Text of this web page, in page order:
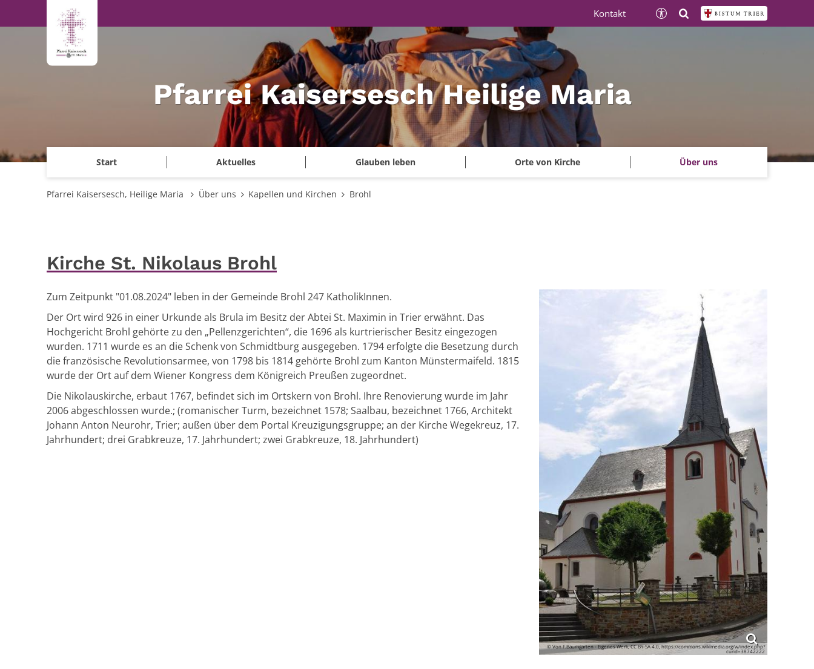
Zum Inhalt springen
Pfarrei Kaisersesch Heilige Maria
Start Aktuelles Glauben leben Orte von Kirche Über uns
Kontakt
Pfarrei Kaisersesch, Heilige Maria Über uns Kapellen und Kirchen Brohl
Kirche St. Nikolaus Brohl
Zum Zeitpunkt "01.08.2024" leben in der Gemeinde Brohl 247 KatholikInnen.
Der Ort wird 926 in einer Urkunde als Brula im Besitz der Abtei St. Maximin in Trier erwähnt. Das
Hochgericht Brohl gehörte zu den „Pellenzgerichten“, die 1696 als kurtrierischer Besitz eingezogen
wurden. 1711 wurde es an die Schenk von Schmidtburg ausgegeben. 1794 erfolgte die Besetzung durch
die französische Revolutionsarmee, von 1798 bis 1814 gehörte Brohl zum Kanton Münstermaifeld. 1815
wurde der Ort auf dem Wiener Kongress dem Königreich Preußen zugeordnet.
Die Nikolauskirche, erbaut 1767, befindet sich im Ortskern von Brohl. Ihre Renovierung wurde im Jahr
2006 abgeschlossen wurde.; (romanischer Turm, bezeichnet 1578; Saalbau, bezeichnet 1766, Architekt
Johann Anton Neurohr, Trier; außen über dem Portal Kreuzigungsgruppe; an der Kirche Wegekreuz, 17.
Jahrhundert; drei Grabkreuze, 17. Jahrhundert; zwei Grabkreuze, 18. Jahrhundert)
© Von F.Baumgarten - Eigenes Werk, CC BY-SA 4.0, https://commons.wikimedia.org/w/index.php?
curid=38742222